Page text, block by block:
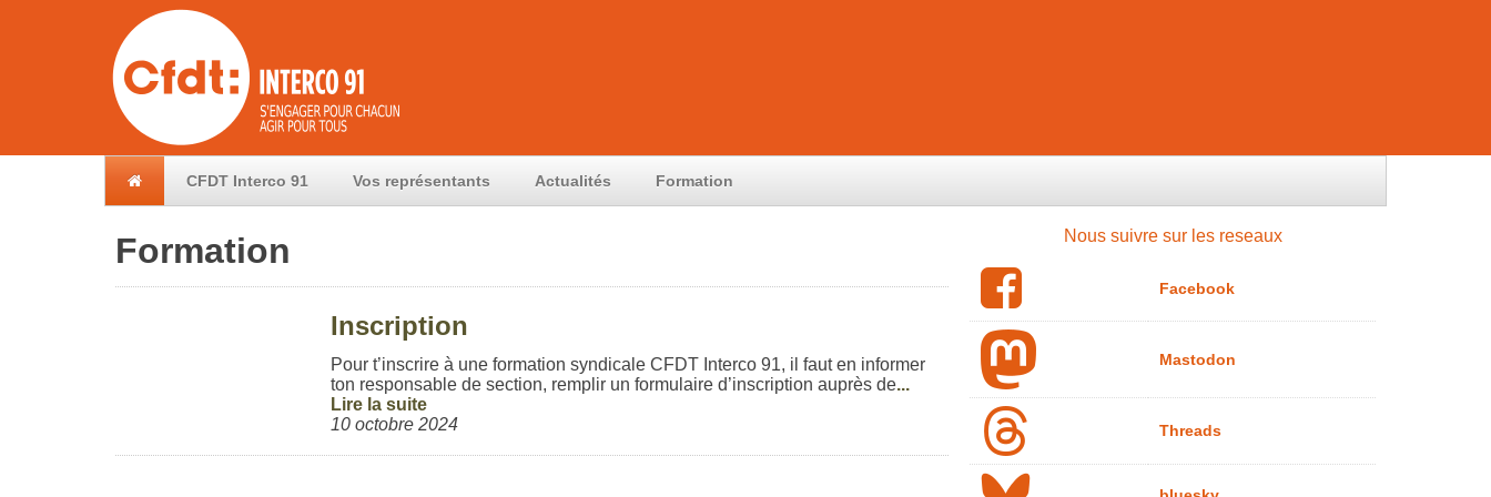
CFDT Interco 91 Vos représentants Actualités Formation
Formation
Inscription
Pour t’inscrire à une formation syndicale CFDT Interco 91, il faut en informer
ton responsable de section, remplir un formulaire d’inscription auprès de...
Lire la suite
10 octobre 2024
Nous suivre sur les reseaux
Facebook
Mastodon
Threads